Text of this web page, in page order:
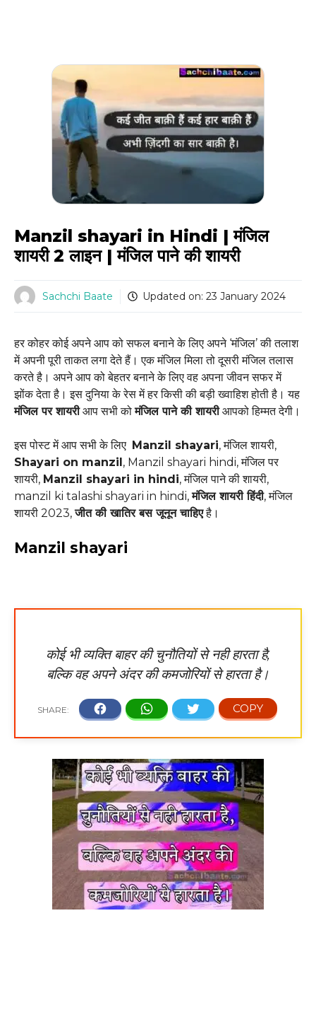
Manzil shayari in Hindi | मंजिल
शायरी 2 लाइन | मंजिल पाने की शायरी
Sachchi Baate Updated on: 23 January 2024
हर कोहर कोई अपने आप को सफल बनाने के लिए अपने ‘मंजिल’ की तलाश
में अपनी पूरी ताकत लगा देते हैं। एक मंजिल मिला तो दूसरी मंजिल तलास
करते है। अपने आप को बेहतर बनाने के लिए वह अपना जीवन सफर में
झोंक देता है। इस दुनिया के रेस में हर किसी की बड़ी ख्वाहिश होती है। यह
मंजिल पर शायरीआप सभी कोमंजिल पाने की शायरीआपको हिम्मत देगी।
इस पोस्ट में आप सभी के लिए Manzil shayari, मंजिल शायरी,
Shayari on manzil, Manzil shayari hindi, मंजिल पर
शायरी, Manzil shayari in hindi, मंजिल पाने की शायरी,
manzil ki talashi shayari in hindi,मंजिल शायरी हिंदी, मंजिल
शायरी 2023,जीत की खातिर बस जूनून चाहिएहै।
Manzil shayari
कोई भी व्यक्ति बाहर की चुनौतियों से नही हारता है,
बल्कि वह अपने अंदर की कमजोरियों से हारता है।